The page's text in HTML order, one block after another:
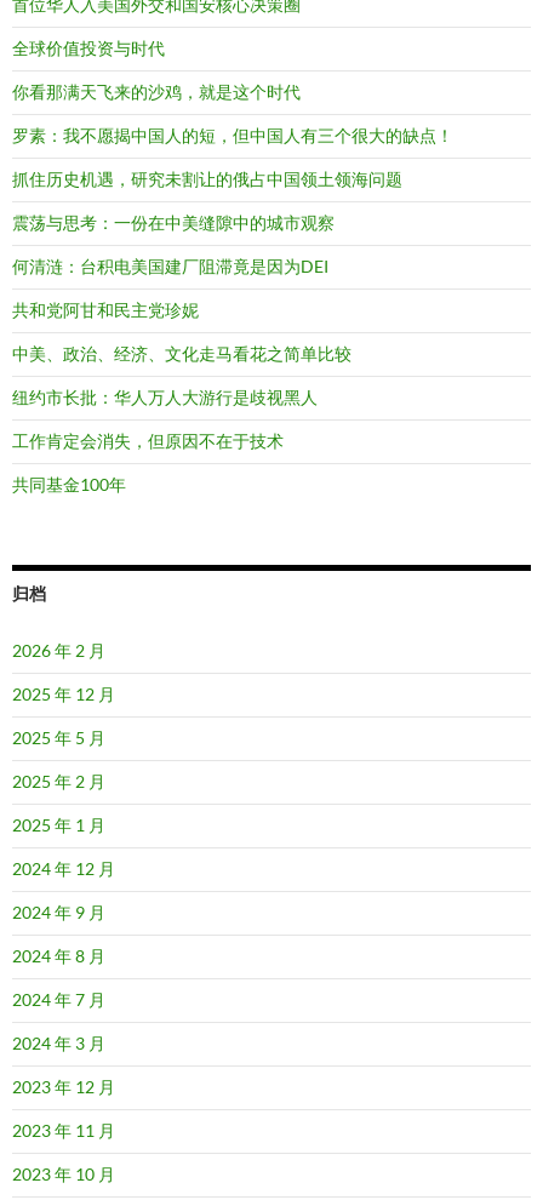
全球价值投资与时代
你看那满天飞来的沙鸡，就是这个时代
罗素：我不愿揭中国人的短，但中国人有三个很大的缺点！
抓住历史机遇，研究未割让的俄占中国领土领海问题
震荡与思考：一份在中美缝隙中的城市观察
何清涟：台积电美国建厂阻滞竟是因为DEI
共和党阿甘和民主党珍妮
中美、政治、经济、文化走马看花之简单比较
纽约市长批：华人万人大游行是歧视黑人
工作肯定会消失，但原因不在于技术
共同基金100年
归档
2026 年 2 月
2025 年 12 月
2025 年 5 月
2025 年 2 月
2025 年 1 月
2024 年 12 月
2024 年 9 月
2024 年 8 月
2024 年 7 月
2024 年 3 月
2023 年 12 月
2023 年 11 月
2023 年 10 月